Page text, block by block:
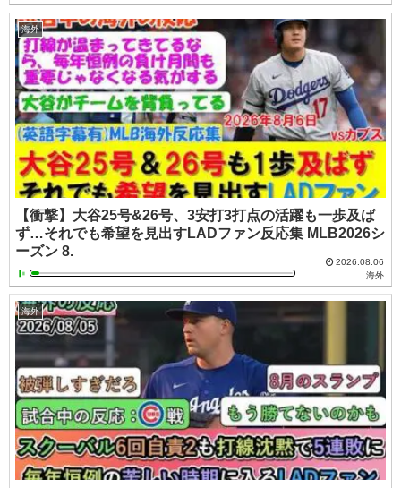
海外
【衝撃】大谷25号&26号、3安打3打点の活躍も一歩及ば
ず…それでも希望を見出すLADファン反応集 MLB2026シ
ーズン 8.
2026.08.06
海外
海外